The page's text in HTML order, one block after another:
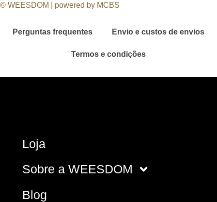
© WEESDOM | powered by MCBS
Perguntas frequentes Envio e custos de envios
Termos e condições
Loja
Sobre a WEESDOM
Blog